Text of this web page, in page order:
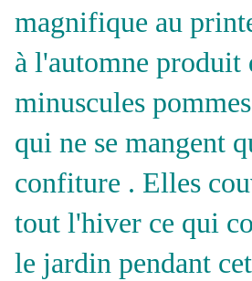
magnifique au
à l'automne produit
minuscules
qui ne se mangent
confiture . Elles
tout l'hiver ce qui
le jardin pendant